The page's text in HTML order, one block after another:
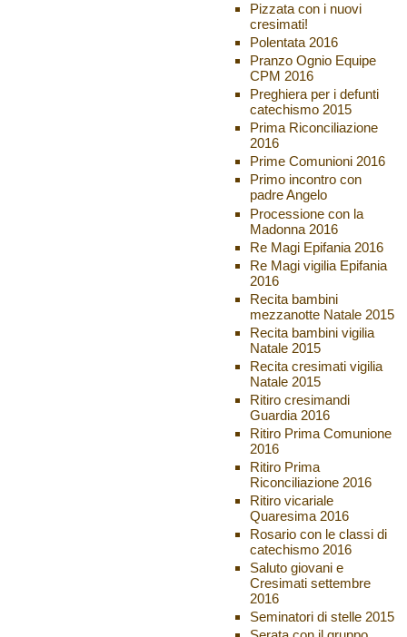
Pizzata con i nuovi
cresimati!
Polentata 2016
Pranzo Ognio Equipe
CPM 2016
Preghiera per i defunti
catechismo 2015
Prima Riconciliazione
2016
Prime Comunioni 2016
Primo incontro con
padre Angelo
Processione con la
Madonna 2016
Re Magi Epifania 2016
Re Magi vigilia Epifania
2016
Recita bambini
mezzanotte Natale 2015
Recita bambini vigilia
Natale 2015
Recita cresimati vigilia
Natale 2015
Ritiro cresimandi
Guardia 2016
Ritiro Prima Comunione
2016
Ritiro Prima
Riconciliazione 2016
Ritiro vicariale
Quaresima 2016
Rosario con le classi di
catechismo 2016
Saluto giovani e
Cresimati settembre
2016
Seminatori di stelle 2015